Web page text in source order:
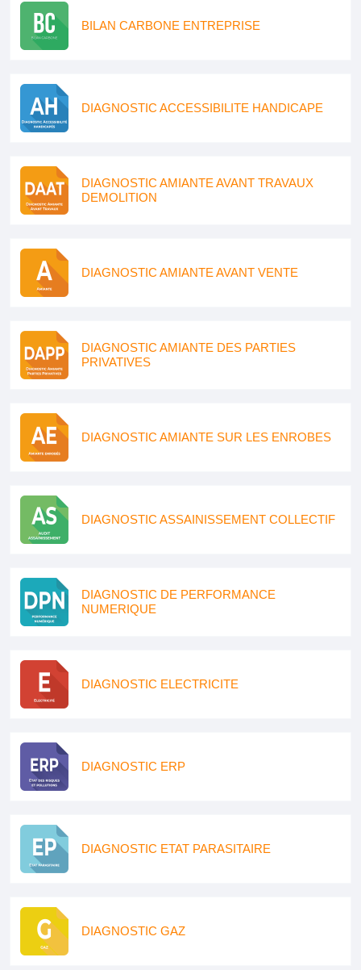
BILAN CARBONE ENTREPRISE
DIAGNOSTIC ACCESSIBILITE HANDICAPE
DIAGNOSTIC AMIANTE AVANT TRAVAUX
DEMOLITION
DIAGNOSTIC AMIANTE AVANT VENTE
DIAGNOSTIC AMIANTE DES PARTIES
PRIVATIVES
DIAGNOSTIC AMIANTE SUR LES ENROBES
DIAGNOSTIC ASSAINISSEMENT COLLECTIF
DIAGNOSTIC DE PERFORMANCE
NUMERIQUE
DIAGNOSTIC ELECTRICITE
DIAGNOSTIC ERP
DIAGNOSTIC ETAT PARASITAIRE
DIAGNOSTIC GAZ